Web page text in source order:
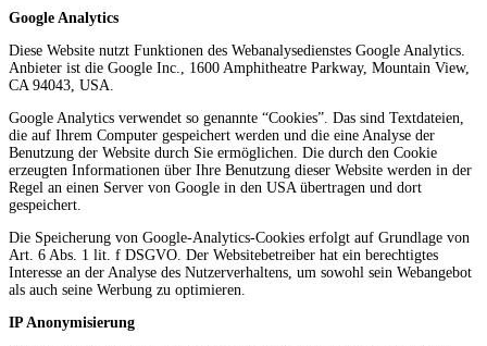
Google Analytics
Diese Website nutzt Funktionen des Webanalysedienstes Google Analytics.
Anbieter ist die Google Inc., 1600 Amphitheatre Parkway, Mountain View,
CA 94043, USA.
Google Analytics verwendet so genannte “Cookies”. Das sind Textdateien,
die auf Ihrem Computer gespeichert werden und die eine Analyse der
Benutzung der Website durch Sie ermöglichen. Die durch den Cookie
erzeugten Informationen über Ihre Benutzung dieser Website werden in der
Regel an einen Server von Google in den USA übertragen und dort
gespeichert.
Die Speicherung von Google-Analytics-Cookies erfolgt auf Grundlage von
Art. 6 Abs. 1 lit. f DSGVO. Der Websitebetreiber hat ein berechtigtes
Interesse an der Analyse des Nutzerverhaltens, um sowohl sein Webangebot
als auch seine Werbung zu optimieren.
IP Anonymisierung